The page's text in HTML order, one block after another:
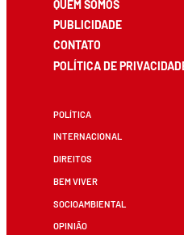
QUEM SOMOS
PUBLICIDADE
CONTATO
POLÍTICA DE
POLÍTICA
INTERNACIONAL
DIREITOS
BEM VIVER
SOCIOAMBIENTAL
OPINIÃO